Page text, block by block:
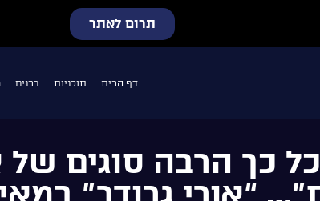
תרום לאתר
דף הבית תוכניות רבנים
כך הרבה סוגים